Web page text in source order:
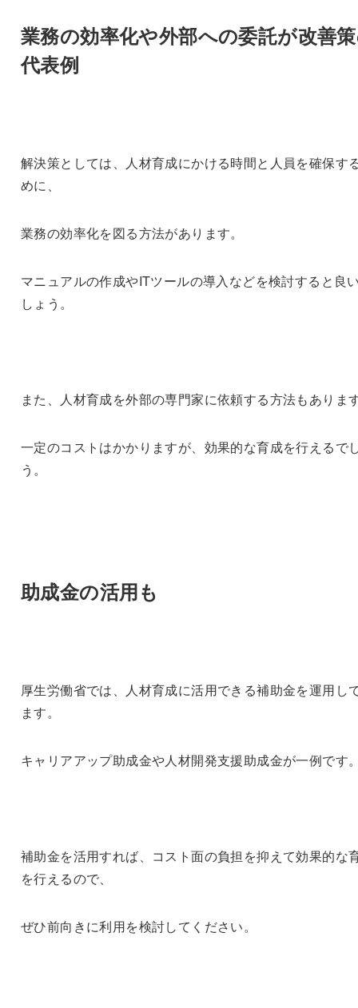
業務の効率化や外部への委託が改善
代表例
解決策としては、人材育成にかける時間と人員を確保す
めに、
業務の効率化を図る方法があります。
マニュアルの作成やITツールの導入などを検討すると良
しょう。
また、人材育成を外部の専門家に依頼する方法もありま
一定のコストはかかりますが、効果的な育成を行えるで
う。
助成金の活用も
厚生労働省では、人材育成に活用できる補助金を運用し
ます。
キャリアアップ助成金や人材開発支援助成金が一例です
補助金を活用すれば、コスト面の負担を抑えて効果的な
を行えるので、
ぜひ前向きに利用を検討してください。